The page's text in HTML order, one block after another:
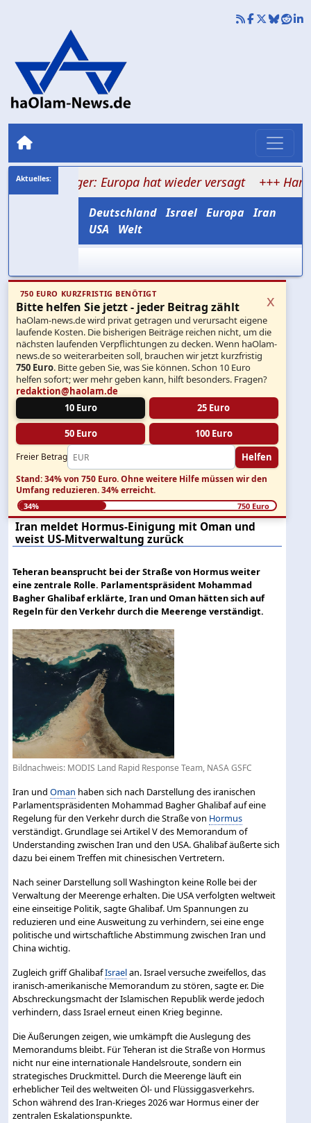
Europa hat wieder versagt +++ Hamas
Deutschland Israel Europa Iran
USA
Welt
750 EURO KURZFRISTIG BENÖTIGT
Bitte helfen Sie jetzt - jeder Beitrag zählt
haOlam-news.de wird privat getragen und verursacht eigene
laufende Kosten. Die bisherigen Beiträge reichen nicht, um die
nächsten laufenden Verpflichtungen zu decken. Wenn haOlam-
news.de so weiterarbeiten soll, brauchen wir jetzt kurzfristig
750 Euro. Bitte geben Sie, was Sie können. Schon 10 Euro
helfen sofort; wer mehr geben kann, hilft besonders. Fragen?
redaktion@haolam.de
10 Euro
25 Euro
50 Euro 100 Euro
Freier Betrag Helfen
x
Stand: 34% von 750 Euro.Ohne weitere Hilfe müssen wir den
Umfang reduzieren.34% erreicht.
34% 750 Euro
Iran meldet Hormus-Einigung mit Oman und
weist US-Mitverwaltung zurück
Teheran beansprucht bei der Straße von Hormus weiter
eine zentrale Rolle. Parlamentspräsident Mohammad
Bagher Ghalibaf erklärte, Iran und Oman hätten sich auf
Regeln für den Verkehr durch die Meerenge verständigt.
Bildnachweis: MODIS Land Rapid Response Team, NASA GSFC
Iran undOman haben sich nach Darstellung des iranischen
Parlamentspräsidenten Mohammad Bagher Ghalibaf auf eine
Regelung für den Verkehr durch die Straße von Hormus
verständigt. Grundlage sei Artikel V des Memorandum of
Understanding zwischen Iran und den USA. Ghalibaf äußerte sich
dazu bei einem Treffen mit chinesischen Vertretern.
Nach seiner Darstellung soll Washington keine Rolle bei der
Verwaltung der Meerenge erhalten. Die USA verfolgten weltweit
eine einseitige Politik, sagte Ghalibaf. Um Spannungen zu
reduzieren und eine Ausweitung zu verhindern, sei eine enge
politische und wirtschaftliche Abstimmung zwischen Iran und
China wichtig.
Zugleich griff GhalibafIsraelan. Israel versuche zweifellos, das
iranisch-amerikanische Memorandum zu stören, sagte er. Die
Abschreckungsmacht der Islamischen Republik werde jedoch
verhindern, dass Israel erneut einen Krieg beginne.
Die Äußerungen zeigen, wie umkämpft die Auslegung des
Memorandums bleibt. Für Teheran ist die Straße von Hormus
nicht nur eine internationale Handelsroute, sondern ein
strategisches Druckmittel. Durch die Meerenge läuft ein
erheblicher Teil des weltweiten Öl- und Flüssiggasverkehrs.
Schon während des Iran-Krieges 2026 war Hormus einer der
zentralen Eskalationspunkte.